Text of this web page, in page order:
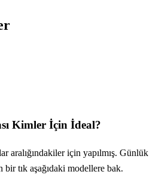
Kimler İçin İdeal?
aralığındakiler için yapılmış. Günlük
bir tık aşağıdaki modellere bak.